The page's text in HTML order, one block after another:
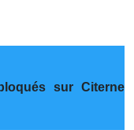
sur Citerne